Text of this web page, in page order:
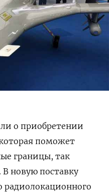
о приобретении
поможет
границы, так
новую поставку
радиолокационного